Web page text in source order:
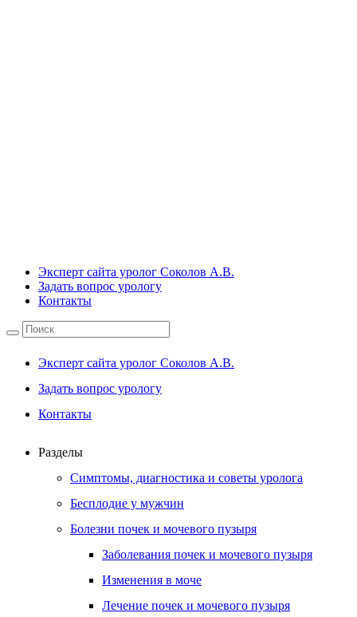
Эксперт сайта уролог Соколов А.В.
Задать вопрос урологу
Контакты
Эксперт сайта уролог Соколов А.В.
Задать вопрос урологу
Контакты
Разделы
Симптомы, диагностика и советы уролога
Бесплодие у мужчин
Болезни почек и мочевого пузыря
Заболевания почек и мочевого пузыря
Изменения в моче
Лечение почек и мочевого пузыря